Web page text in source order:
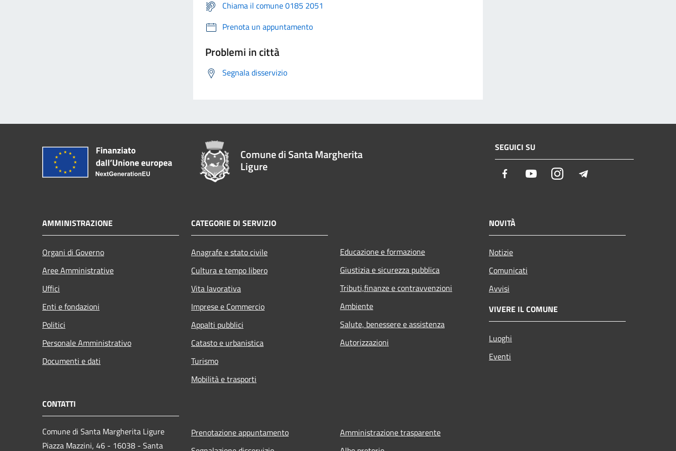
Chiama il comune 0185 2051
Prenota un appuntamento
Problemi in città
Segnala disservizio
Comune di Santa Margherita
Ligure
SEGUICI SU
Facebook YoutubeInstagram
AMMINISTRAZIONE
Organi di Governo
Aree Amministrative
Uffici
Enti e fondazioni
Politici
Personale Amministrativo
Documenti e dati
CATEGORIE DI SERVIZIO
Anagrafe e stato civile
Cultura e tempo libero
Vita lavorativa
Imprese e Commercio
Appalti pubblici
Catasto e urbanistica
Turismo
Mobilità e trasporti
Educazione e formazione
Giustizia e sicurezza pubblica
Tributi,finanze e contravvenzioni
Ambiente
Salute, benessere e assistenza
Autorizzazioni
NOVITÀ
Notizie
Comunicati
Avvisi
VIVERE IL COMUNE
Luoghi
Eventi
CONTATTI
Comune di Santa Margherita Ligure
Piazza Mazzini, 46 - 16038 - Santa
Prenotazione appuntamento
Amministrazione trasparente